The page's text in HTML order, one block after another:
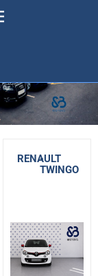
RENAULT
-
TWINGO